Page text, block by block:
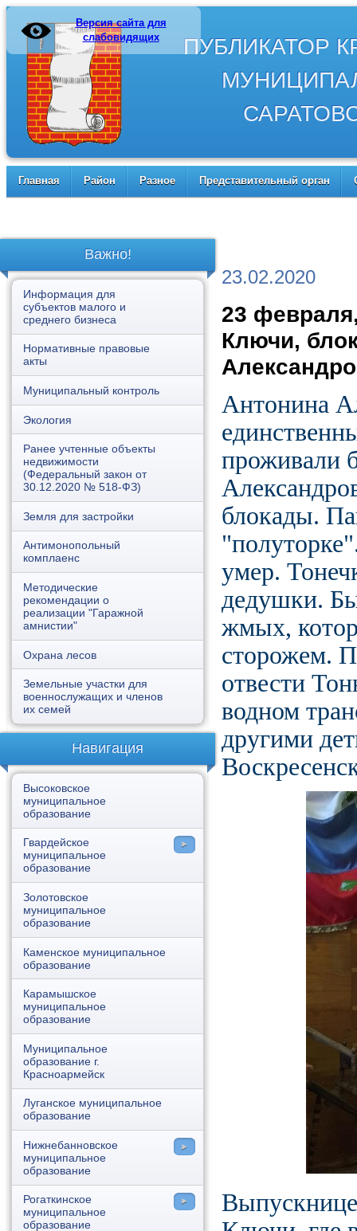
Версия сайта для
слабовидящих
ПУБЛИКАТОР
Главная Район Разное Представительный орган
23.02.2020
23
Ключи,
Антонина
проживали
блокады.
умер.
дедушки.
жмых,
сторожем.
отвести
водном
другими
Важно!
Информация для
субъектов малого и
среднего бизнеса
Нормативные правовые
акты
Муниципальный контроль
Экология
Ранее учтенные объекты
недвижимости
(Федеральный закон от
30.12.2020 № 518-ФЗ)
Земля для застройки
Антимонопольный
комплаенс
Методические
рекомендации о
реализации "Гаражной
амнистии"
Охрана лесов
Земельные участки для
военнослужащих и членов
их семей
Навигация
Высоковское
муниципальное
образование
Гвардейское
муниципальное
образование
Каменка
Гвардейское
Золотовское
муниципальное
образование
Каменское муниципальное
образование
Карамышское
муниципальное
образование
Муниципальное
образование г.
Красноармейск
Луганское муниципальное
образование
Нижнебанновское
муниципальное
образование
Нижняя Банновка
Белогорское
Рогаткинское
муниципальное
образование